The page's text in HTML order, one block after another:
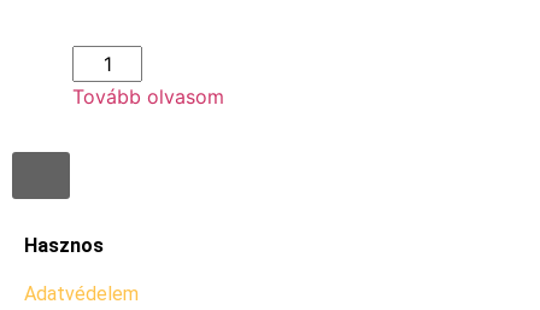
Tovább olvasom
Hasznos
Adatvédelem